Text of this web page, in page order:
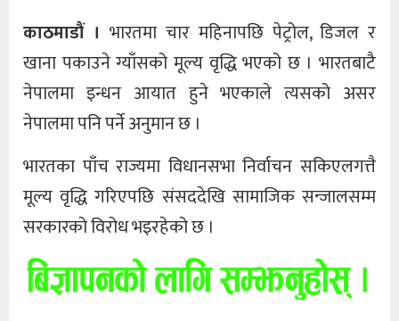
काठमाडौं ।भारतमा चार महिनापछि पेट्रोल, डिजल र
खाना पकाउने ग्याँसको मूल्य वृद्धि भएको छ । भारतबाटै
नेपालमा इन्धन आयात हुने भएकाले त्यसको असर
नेपालमा पनि पर्ने अनुमान छ ।
भारतका पाँच राज्यमा विधानसभा निर्वाचन सकिएलगत्तै
मूल्य वृद्धि गरिएपछि संसददेखि सामाजिक सन्जालसम्म
सरकारको विरोध भइरहेको छ ।